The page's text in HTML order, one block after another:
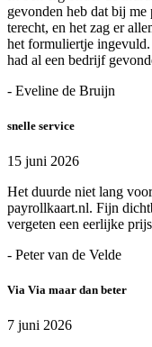
gevonden heb dat bij
terecht, en het zag er
het formuliertje
had al een bedrijf
- Eveline de Bruijn
snelle service
15 juni 2026
Het duurde niet lang
payrollkaart.nl. Fijn
vergeten een eerlijke
- Peter van de Velde
Via Via maar dan beter
7 juni 2026